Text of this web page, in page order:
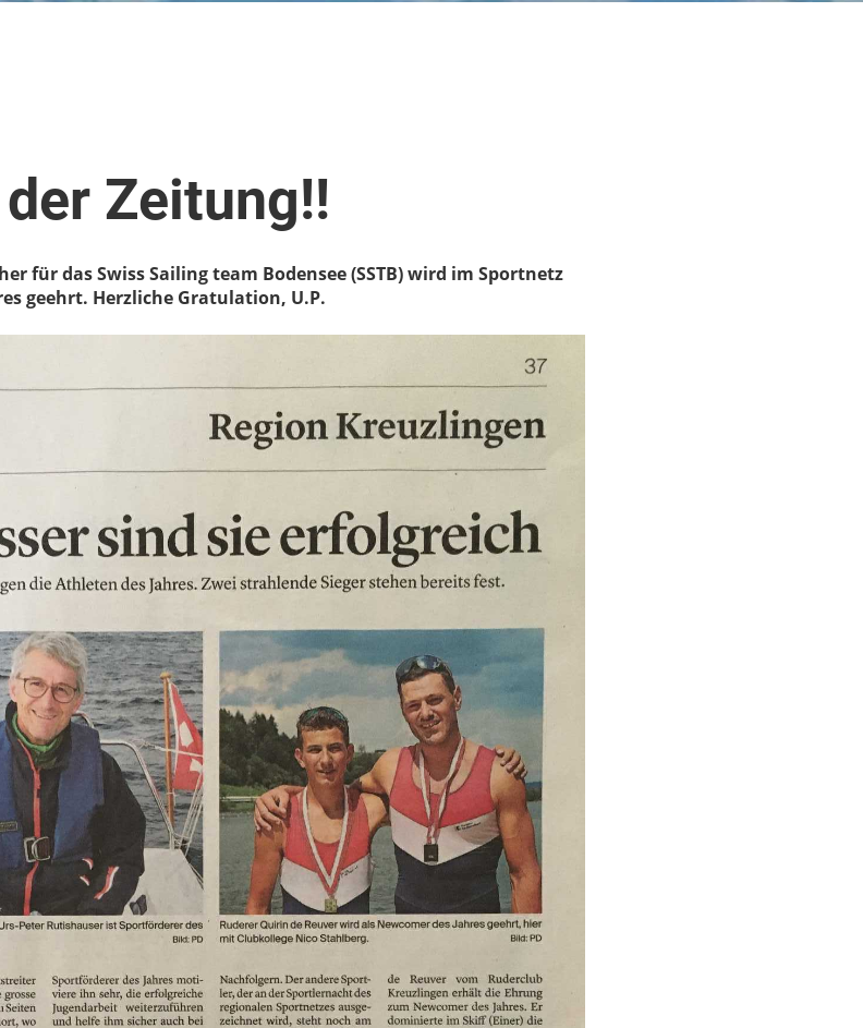
Zeitung!!
für das Swiss Sailing team Bodensee (SSTB) wird im Sportnetz
geehrt. Herzliche Gratulation, U.P.